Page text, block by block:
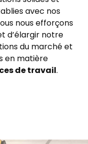
avec nos
nous efforçons
d’élargir notre
du marché et
en matière
de travail.